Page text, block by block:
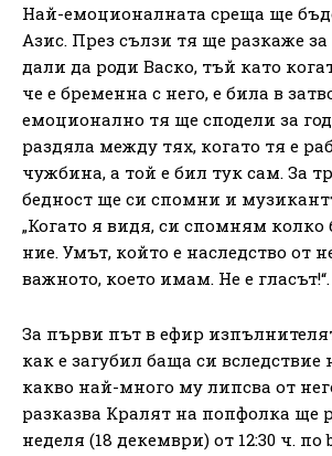
Най-емоционалната среща ще
Азис. През сълзи тя ще разкаже
дали да роди Васко, тъй като
че е бременна с него, е била в
емоционално тя ще сподели за
раздяла между тях, когато тя е
чужбина, а той е бил тук сам. За
бедност ще си спомни и
„Когато я видя, си спомням
ние. Умът, който е наследство от
важното, което имам. Не е гласът!“.
За първи път в ефир
как е загубил баща си вследствие
какво най-много му липсва от
разказва Кралят на попфолка ще
неделя (18 декември) от 12:30 ч. по